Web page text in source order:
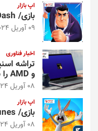
اپ بازار
بازی/ Agent Dash؛ سکه‌ها را جمع کنید
09 آوریل 2024
اخبار فناوری
و AMD را شکست داد
08 آوریل 2024
اپ بازار
بازی/ Looney Tunes؛ شهری بزرگ بسازید
08 آوریل 2024